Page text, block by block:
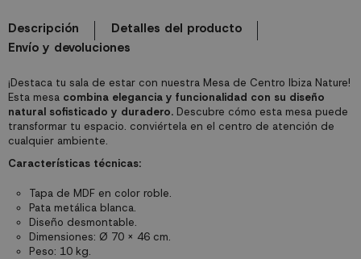
¡Destaca tu sala de estar con nuestra Mesa de Centro Ibiza Nature!
Esta mesa combina elegancia y funcionalidad con su diseño
natural sofisticado y duradero.Descubre cómo esta mesa puede
transformar tu espacio. conviértela en el centro de atención de
cualquier ambiente.
Características técnicas:
Tapa de MDF en color roble.
Pata metálica blanca.
Diseño desmontable.
Dimensiones: Ø 70 x 46 cm.
Peso: 10 kg.
Descripción
Detalles del producto
Envío y devoluciones